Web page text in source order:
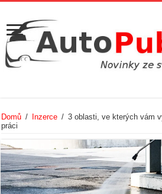
Domů / Inzerce / 3 oblasti, ve kterých vám
práci